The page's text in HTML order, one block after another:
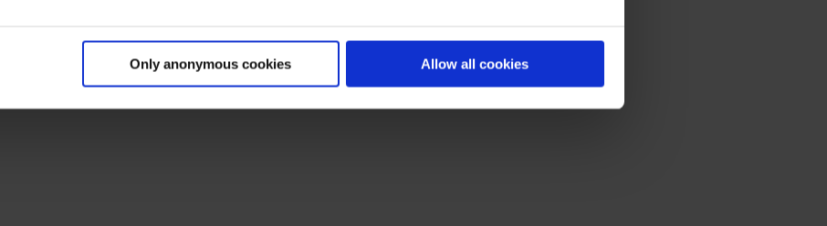
Only anonymous cookies Allow all cookies